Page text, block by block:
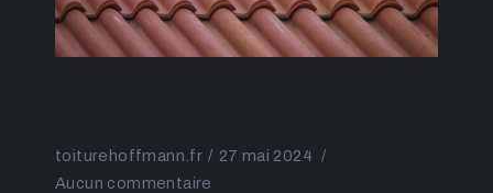
toiturehoffmann.fr
27 mai 2024
Aucun commentaire